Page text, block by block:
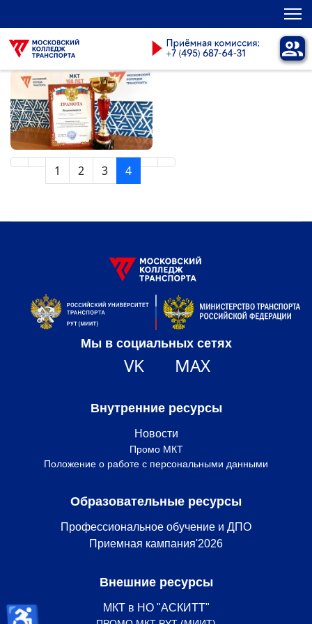
1 2 3 4
Мы в социальных сетях
VK MAX
Внутренние ресурсы
Новости
Промо МКТ
Положение о работе с персональными данными
Образовательные ресурсы
Профессиональное обучение и ДПО
Приемная кампания'2026
Внешние ресурсы
МКТ в НО "АСКИТТ"